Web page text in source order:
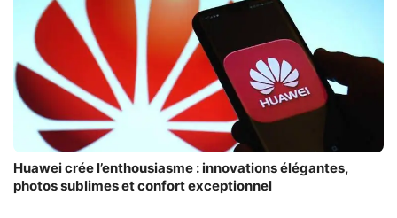
Huawei crée l’enthousiasme : innovations élégantes,
photos sublimes et confort exceptionnel